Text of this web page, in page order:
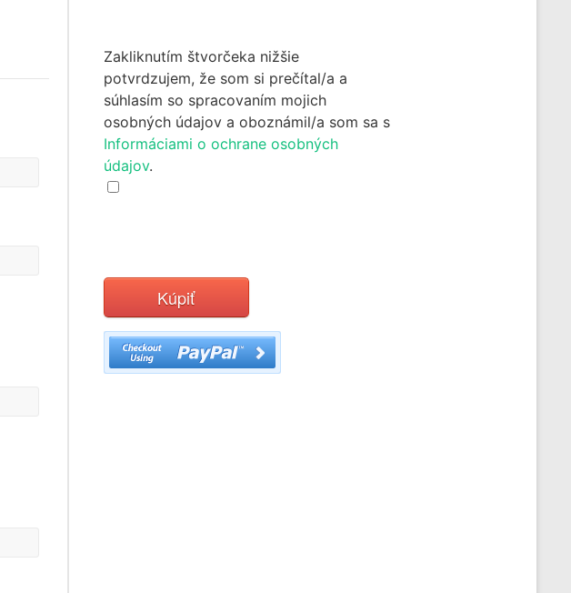
Zakliknutím štvorčeka nižšie
potvrdzujem, že som si prečítal/a a
súhlasím so spracovaním mojich
osobných údajov a oboznámil/a som sa s
Informáciami o ochrane osobných
údajov.
Kúpiť